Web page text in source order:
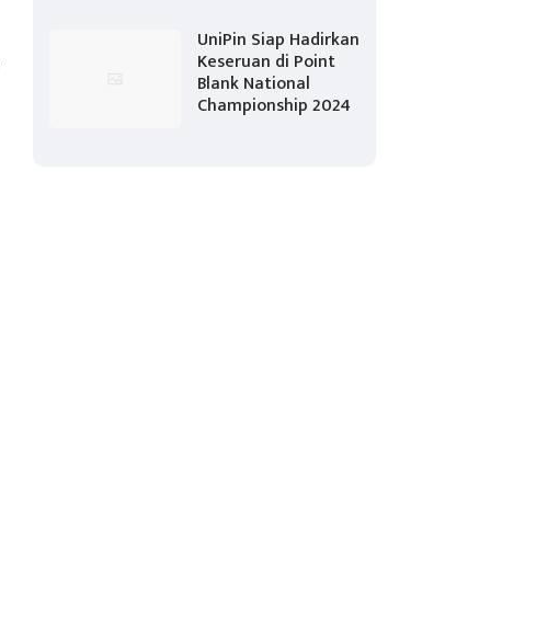
UniPin Siap Hadirkan
Keseruan di Point
Blank National
Championship 2024